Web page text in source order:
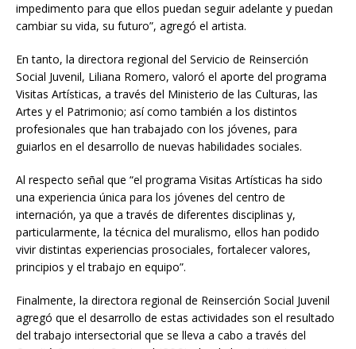
impedimento para que ellos puedan seguir adelante y puedan
cambiar su vida, su futuro”, agregó el artista.
En tanto, la directora regional del Servicio de Reinserción
Social Juvenil, Liliana Romero, valoró el aporte del programa
Visitas Artísticas, a través del Ministerio de las Culturas, las
Artes y el Patrimonio; así como también a los distintos
profesionales que han trabajado con los jóvenes, para
guiarlos en el desarrollo de nuevas habilidades sociales.
Al respecto señal que “el programa Visitas Artísticas ha sido
una experiencia única para los jóvenes del centro de
internación, ya que a través de diferentes disciplinas y,
particularmente, la técnica del muralismo, ellos han podido
vivir distintas experiencias prosociales, fortalecer valores,
principios y el trabajo en equipo”.
Finalmente, la directora regional de Reinserción Social Juvenil
agregó que el desarrollo de estas actividades son el resultado
del trabajo intersectorial que se lleva a cabo a través del